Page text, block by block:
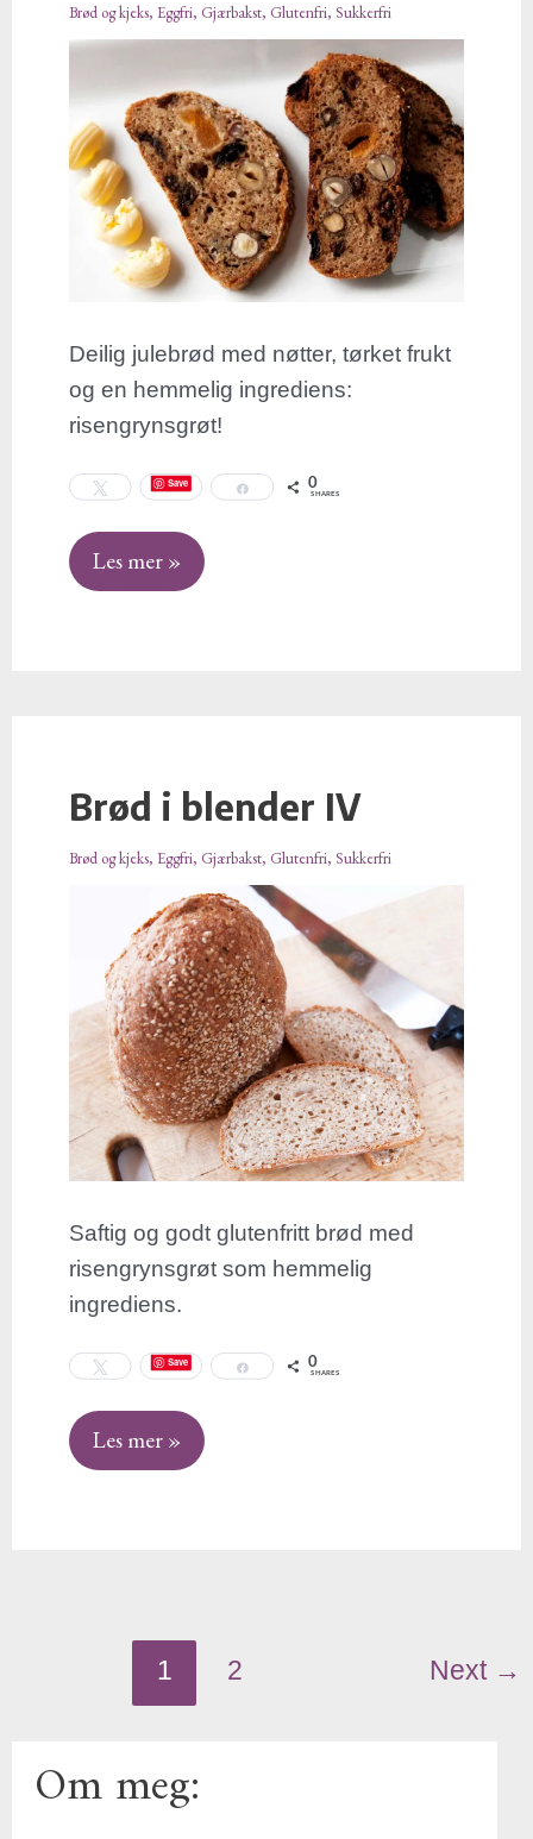
Brød og kjeks, Eggfri, Gjærbakst, Glutenfri, Sukkerfri
Deilig julebrød med nøtter, tørket frukt
og en hemmelig ingrediens:
risengrynsgrøt!
Save Share 0
SHARES
Les mer »
Brød i blender IV
Brød og kjeks, Eggfri, Gjærbakst, Glutenfri, Sukkerfri
Saftig og godt glutenfritt brød med
risengrynsgrøt som hemmelig
ingrediens.
Save Share 0
SHARES
Brød
blender
Les mer »
1 2 Next →
Om meg: